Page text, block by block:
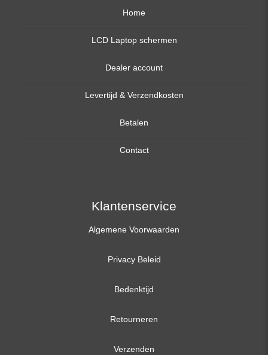
Home
LCD Laptop schermen
13,3 inch
14,0 inch
15,6 inch
17,3 inch
Dealer account
Levertijd & Verzendkosten
Betalen
Contact
Klantenservice
Algemene Voorwaarden
Privacy Beleid
Bedenktijd
Retourneren
Verzenden